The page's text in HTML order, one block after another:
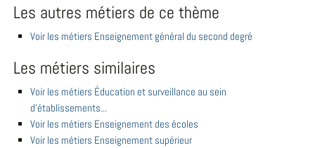
Les autres métiers de ce thème
Voir les métiers Enseignement général du second degré
Les métiers similaires
Voir les métiers Éducation et surveillance au sein
d'établissements...
Voir les métiers Enseignement des écoles
Voir les métiers Enseignement supérieur